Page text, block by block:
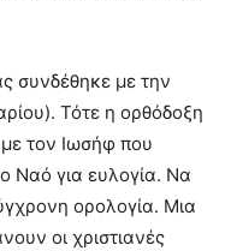
συνδέθηκε με την
Τότε η ορθόδοξη
τον Ιωσήφ που
Ναό για ευλογία. Να
ορολογία. Μια
οι χριστιανές